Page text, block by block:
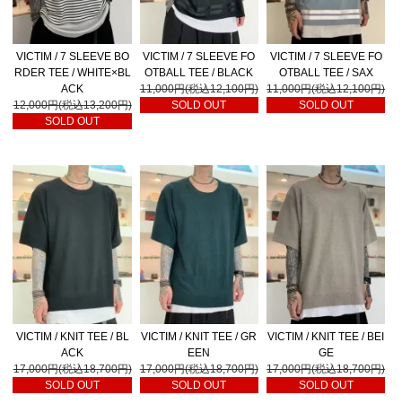
VICTIM / 7 SLEEVE BO
RDER TEE / WHITE×BL
ACK
12,000円(税込13,200円)
SOLD OUT
VICTIM / 7 SLEEVE FO
OTBALL TEE / BLACK
11,000円(税込12,100円)
SOLD OUT
VICTIM / 7 SLEEVE FO
OTBALL TEE / SAX
11,000円(税込12,100円)
SOLD OUT
VICTIM / KNIT TEE / BL
ACK
17,000円(税込18,700円)
SOLD OUT
VICTIM / KNIT TEE / GR
EEN
17,000円(税込18,700円)
SOLD OUT
VICTIM / KNIT TEE / BEI
GE
17,000円(税込18,700円)
SOLD OUT